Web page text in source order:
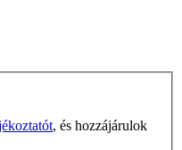
, és hozzájárulok